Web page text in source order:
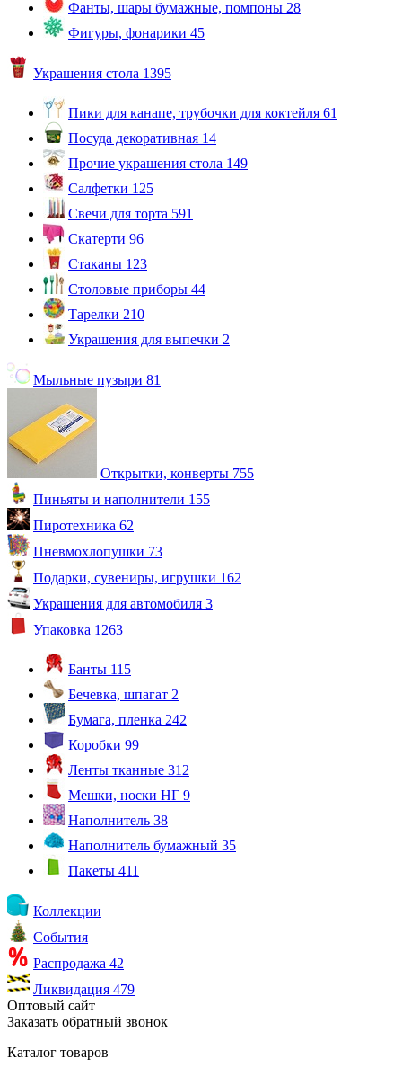
Фанты, шары бумажные, помпоны 28
Фигуры, фонарики 45
Украшения стола 1395
Пики для канапе, трубочки для коктейля 61
Посуда декоративная 14
Прочие украшения стола 149
Салфетки 125
Свечи для торта 591
Скатерти 96
Стаканы 123
Столовые приборы 44
Тарелки 210
Украшения для выпечки 2
Мыльные пузыри 81
Открытки, конверты 755
Пиньяты и наполнители 155
Пиротехника 62
Пневмохлопушки 73
Подарки, сувениры, игрушки 162
Украшения для автомобиля 3
Упаковка 1263
Банты 115
Бечевка, шпагат 2
Бумага, пленка 242
Коробки 99
Ленты тканные 312
Мешки, носки НГ 9
Наполнитель 38
Наполнитель бумажный 35
Пакеты 411
Коллекции
События
Распродажа 42
Ликвидация 479
Оптовый сайт
Заказать обратный звонок
Каталог товаров